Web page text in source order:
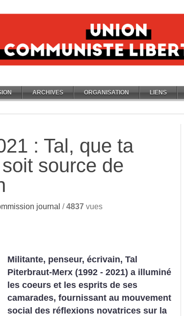
ARCHIVES ORGANISATION LIENS
: Tal, que ta
source de
journal /4837 vues
Militante, penseur, écrivain, Tal
Piterbraut-Merx (1992 - 2021) a illuminé
les coeurs et les esprits de ses
camarades, fournissant au mouvement
social des réflexions novatrices sur la